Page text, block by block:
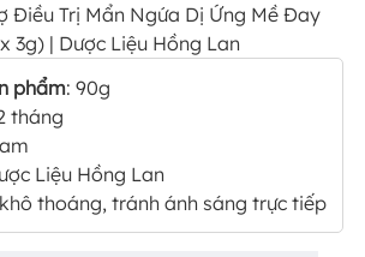
Điều Trị Mẩn Ngứa Dị Ứng Mề Đay
3g) | Dược Liệu Hồng Lan
phẩm: 90g
tháng
Liệu Hồng Lan
thoáng, tránh ánh sáng trực tiếp